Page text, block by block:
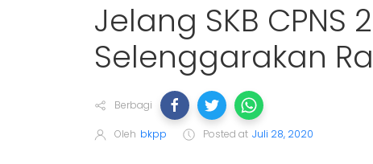
Jelang SKB CPNS
Selenggarakan
Berbagi
Oleh bkpp Posted at Juli 28, 2020